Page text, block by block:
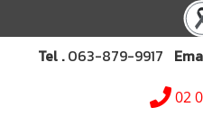
Tel .063-879-9917
02